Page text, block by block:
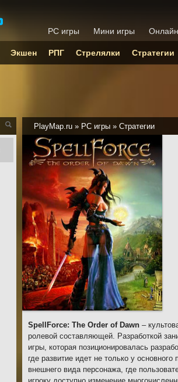
PlayMap.ru » PC игры » Стратегии
SpellForce: The Order of Dawn –
ролевой составляющей. Разработкой
игры, которая позиционировалась
где развитие идет не только у
внешнего вида персонажа, где
PC игры Мини игры
Экшен РПГ Стрелялки Стратегии